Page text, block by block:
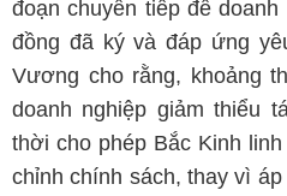
đoạn chuyển tiếp để
đồng đã ký và đáp ứng
Vương cho rằng, khoảng
doanh nghiệp giảm thiểu
thời cho phép Bắc Kinh
chỉnh chính sách, thay vì